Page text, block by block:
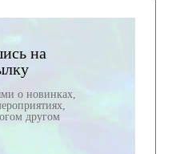
на
о новинках,
другом